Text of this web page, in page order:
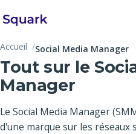
Accueil Social Media Manager
Tout sur le
Manager
Le Social Media Manager
d'une marque sur les réseaux